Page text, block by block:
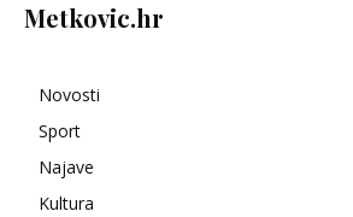
Metkovic.hr
Novosti
Sport
Najave
Kultura